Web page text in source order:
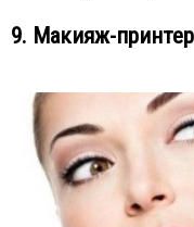
9. Макияж-принтер